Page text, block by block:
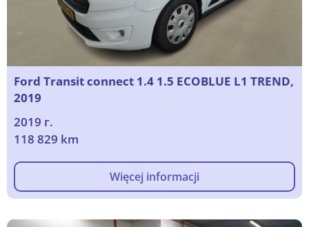
Ford Transit connect 1.4 1.5 ECOBLUE L1 TREND,
2019
2019 г.
118 829 km
Więcej informacji